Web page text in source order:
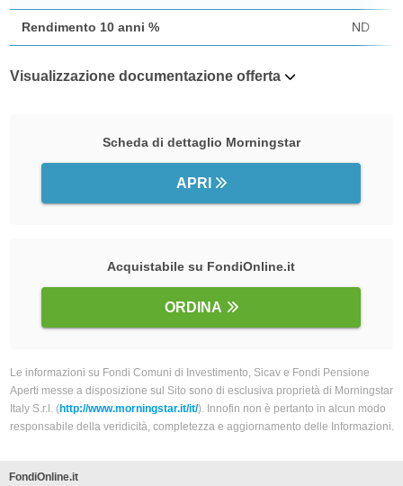
Rendimento 10 anni % ND
Visualizzazione documentazione offerta
Scheda di dettaglio Morningstar
APRI
Acquistabile su FondiOnline.it
ORDINA
Le informazioni su Fondi Comuni di Investimento, Sicav e Fondi Pensione
Aperti messe a disposizione sul Sito sono di esclusiva proprietà di Morningstar
Italy S.r.l. (http://www.morningstar.it/it/). Innofin non è pertanto in alcun modo
responsabile della veridicità, completezza e aggiornamento delle Informazioni.
FondiOnline.it